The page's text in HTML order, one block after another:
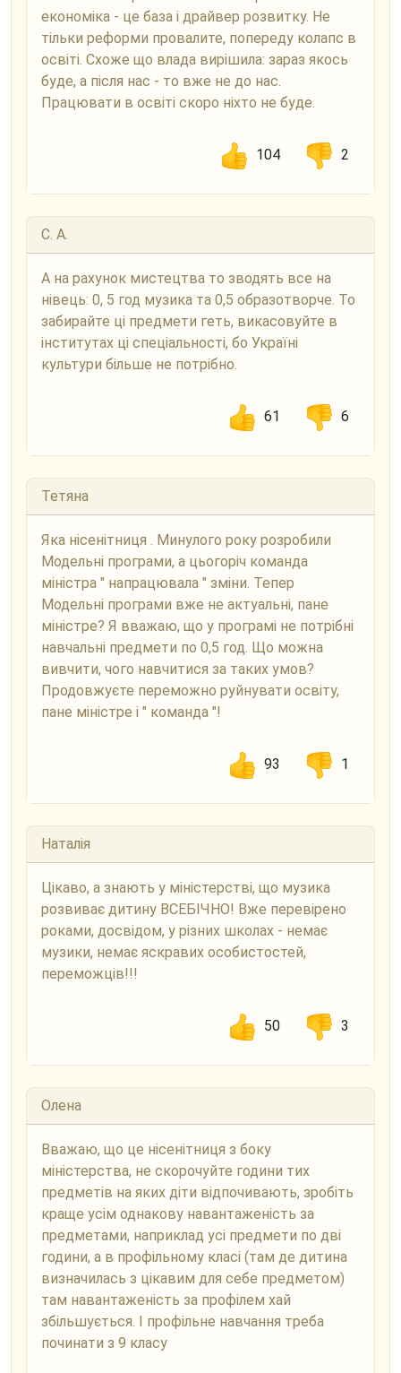
економіка - це база і драйвер розвитку. Не
тільки реформи провалите, попереду колапс в
освіті. Схоже що влада вирішила: зараз якось
буде, а після нас - то вже не до нас.
Працювати в освіті скоро ніхто не буде.
104 2
С. А.
А на рахунок мистецтва то зводять все на
нівець: 0, 5 год музика та 0,5 образотворче. То
забирайте ці предмети геть, викасовуйте в
інститутах ці спеціальності, бо Україні
культури більше не потрібно.
61 6
Тетяна
Яка нісенітниця . Минулого року розробили
Модельні програми, а цьогоріч команда
міністра " напрацювала " зміни. Тепер
Модельні програми вже не актуальні, пане
міністре? Я вважаю, що у програмі не потрібні
навчальні предмети по 0,5 год. Що можна
вивчити, чого навчитися за таких умов?
Продовжуєте переможно руйнувати освіту,
пане міністре і " команда "!
93 1
Наталія
Цікаво, а знають у міністерстві, що музика
розвиває дитину ВСЕБІЧНО! Вже перевірено
роками, досвідом, у різних школах - немає
музики, немає яскравих особистостей,
переможців!!!
50 3
Олена
Вважаю, що це нісенітниця з боку
міністерства, не скорочуйте години тих
предметів на яких діти відпочивають, зробіть
краще усім однакову навантаженість за
предметами, наприклад усі предмети по дві
години, а в профільному класі (там де дитина
визначилась з цікавим для себе предметом)
там навантаженість за профілем хай
збільшується. І профільне навчання треба
починати з 9 класу